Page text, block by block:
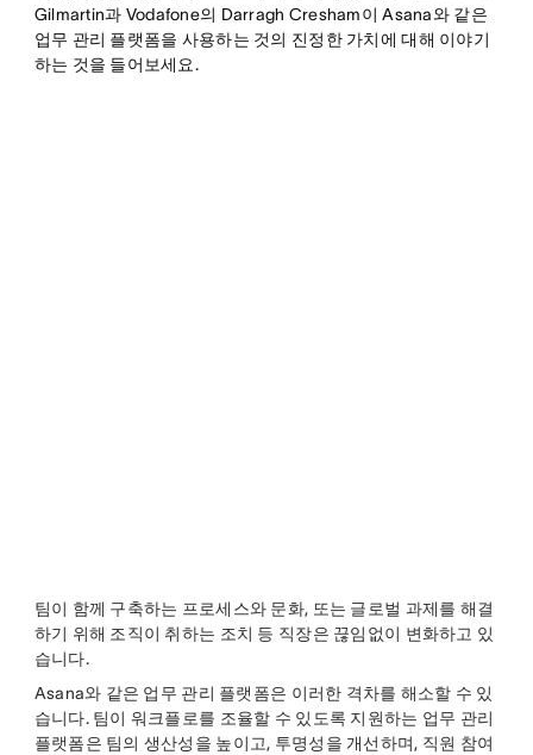
Gilmartin과 Vodafone의 Darragh Cresham이 Asana와 같은
업무 관리 플랫폼을 사용하는 것의 진정한 가치에 대해 이야기
하는 것을 들어보세요.
팀이 함께 구축하는 프로세스와 문화, 또는 글로벌 과제를 해결
하기 위해 조직이 취하는 조치 등 직장은 끊임없이 변화하고 있
습니다.
Asana와 같은 업무 관리 플랫폼은 이러한 격차를 해소할 수 있
습니다. 팀이 워크플로를 조율할 수 있도록 지원하는 업무 관리
플랫폼은 팀의 생산성을 높이고, 투명성을 개선하며, 직원 참여